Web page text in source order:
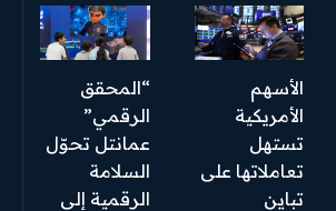
الأسهم
الأمريكية
تستهل
تعاملاتها على
تباين
“المحقق
الرقمي”
عمانتل تحوّل
السلامة
الرقمية إلى